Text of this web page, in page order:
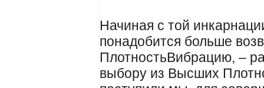
Начиная с той
понадобится больше
ПлотностьВибрацию, –
выбору из Высших